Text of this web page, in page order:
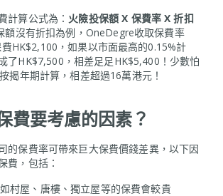
計算公式為： 火險投保額 X 保費率 X 折扣
額沒有折扣為例，OneDegre收取保費率
HK$2,100，如果以市面最高的0.15%計
了HK$7,500，相差足足HK$5,400！少數怕
揭年期計算，相差超過16萬港元！
費要考慮的因素？
的保費率可帶來巨大保費價錢差異，以下因
費，包括：
村屋、唐樓、獨立屋等的保費會較貴